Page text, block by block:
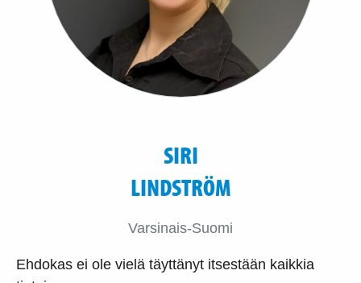
SIRI
LINDSTRÖM
Varsinais-Suomi
Ehdokas ei ole vielä täyttänyt itsestään kaikkia